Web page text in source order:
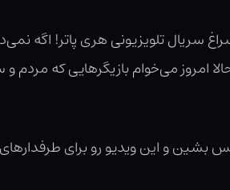
سریال تلویزیونی هری پاتر! اگه
امروز می‌خوام بازیگرهایی که
بشین و این ویدیو رو برای